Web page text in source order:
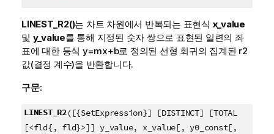
LINEST_R2()는 차트 차원에서 반복되는 표현식 x_value
및 y_value를 통해 지정된 숫자 쌍으로 표현된 일련의 좌
표에 대한 등식 y=mx+b로 정의된 선형 회귀의 집계된 r2
값(결정 계수)을 반환합니다.
구문:
LINEST_R2([{SetExpression}] [DISTINCT] [TOTAL
[<fld{, fld}>]] y_value, x_value[, y0_const[,